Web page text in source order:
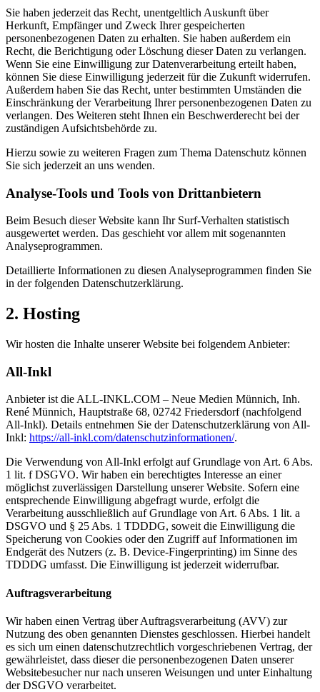
Sie haben jederzeit das Recht, unentgeltlich Auskunft über
Herkunft, Empfänger und Zweck Ihrer gespeicherten
personenbezogenen Daten zu erhalten. Sie haben außerdem ein
Recht, die Berichtigung oder Löschung dieser Daten zu verlangen.
Wenn Sie eine Einwilligung zur Datenverarbeitung erteilt haben,
können Sie diese Einwilligung jederzeit für die Zukunft widerrufen.
Außerdem haben Sie das Recht, unter bestimmten Umständen die
Einschränkung der Verarbeitung Ihrer personenbezogenen Daten zu
verlangen. Des Weiteren steht Ihnen ein Beschwerderecht bei der
zuständigen Aufsichtsbehörde zu.
Hierzu sowie zu weiteren Fragen zum Thema Datenschutz können
Sie sich jederzeit an uns wenden.
Analyse-Tools und Tools von Dritt­anbietern
Beim Besuch dieser Website kann Ihr Surf-Verhalten statistisch
ausgewertet werden. Das geschieht vor allem mit sogenannten
Analyseprogrammen.
Detaillierte Informationen zu diesen Analyseprogrammen finden Sie
in der folgenden Datenschutzerklärung.
2. Hosting
Wir hosten die Inhalte unserer Website bei folgendem Anbieter:
All-Inkl
Anbieter ist die ALL-INKL.COM – Neue Medien Münnich, Inh.
René Münnich, Hauptstraße 68, 02742 Friedersdorf (nachfolgend
All-Inkl). Details entnehmen Sie der Datenschutzerklärung von All-
Inkl: https://all-inkl.com/datenschutzinformationen/.
Die Verwendung von All-Inkl erfolgt auf Grundlage von Art. 6 Abs.
1 lit. f DSGVO. Wir haben ein berechtigtes Interesse an einer
möglichst zuverlässigen Darstellung unserer Website. Sofern eine
entsprechende Einwilligung abgefragt wurde, erfolgt die
Verarbeitung ausschließlich auf Grundlage von Art. 6 Abs. 1 lit. a
DSGVO und § 25 Abs. 1 TDDDG, soweit die Einwilligung die
Speicherung von Cookies oder den Zugriff auf Informationen im
Endgerät des Nutzers (z. B. Device-Fingerprinting) im Sinne des
TDDDG umfasst. Die Einwilligung ist jederzeit widerrufbar.
Auftragsverarbeitung
Wir haben einen Vertrag über Auftragsverarbeitung (AVV) zur
Nutzung des oben genannten Dienstes geschlossen. Hierbei handelt
es sich um einen datenschutzrechtlich vorgeschriebenen Vertrag, der
gewährleistet, dass dieser die personenbezogenen Daten unserer
Websitebesucher nur nach unseren Weisungen und unter Einhaltung
der DSGVO verarbeitet.